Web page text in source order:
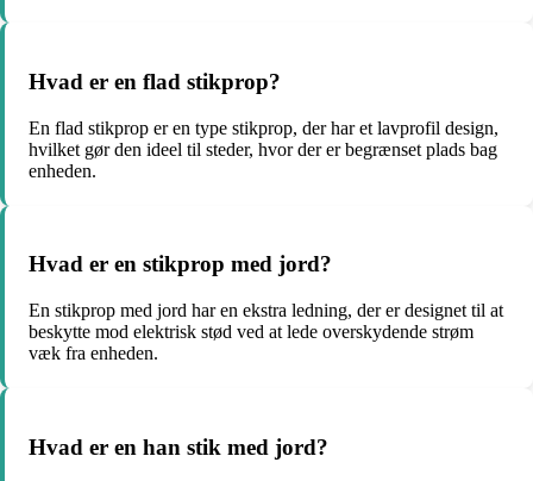
Hvad er en flad stikprop?
En flad stikprop er en type stikprop, der har et lavprofil design,
hvilket gør den ideel til steder, hvor der er begrænset plads bag
enheden.
Hvad er en stikprop med jord?
En stikprop med jord har en ekstra ledning, der er designet til at
beskytte mod elektrisk stød ved at lede overskydende strøm
væk fra enheden.
Hvad er en han stik med jord?